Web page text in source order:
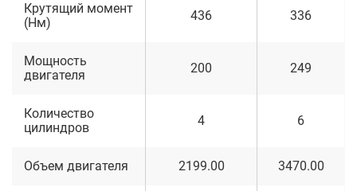
Крутящий момент
(Нм)
436 336
Мощность
двигателя
200 249
Количество
цилиндров
4 6
Объем двигателя 2199.00 3470.00